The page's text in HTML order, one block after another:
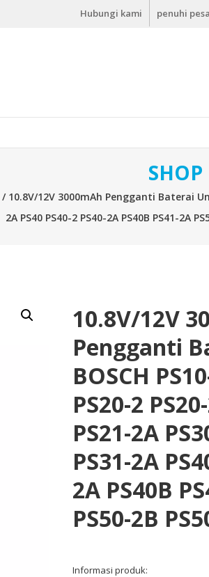
Hubungi kami penuhi
SHOP
/ 10.8V/12V 3000mAh Pengganti Baterai
2A PS40 PS40-2 PS40-2A PS40B PS41-2A
10.8V/12V
Pengganti
BOSCH
PS20-2
PS21-2A
PS31-2A
2A PS40B
PS50-2B
Informasi produk: